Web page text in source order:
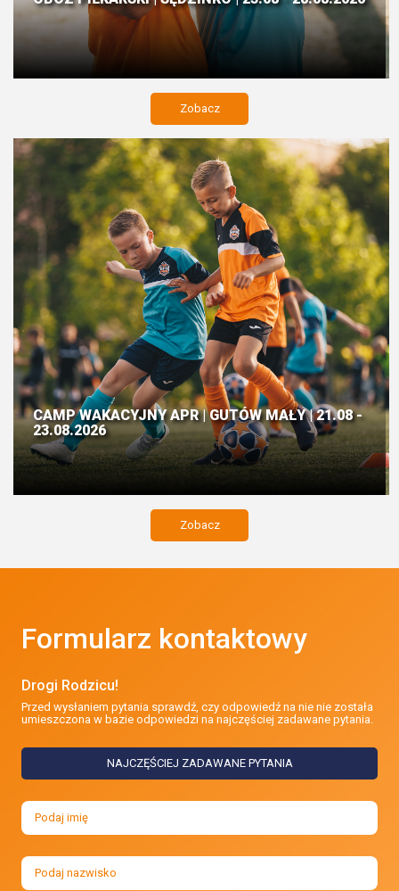
Zobacz
CAMP WAKACYJNY APR | GUTÓW MAŁY | 21.08 -
23.08.2026
Zobacz
Formularz kontaktowy
Drogi Rodzicu!
Przed wysłaniem pytania sprawdź, czy odpowiedź na nie nie została
umieszczona w bazie odpowiedzi na najczęściej zadawane pytania.
NAJCZĘŚCIEJ ZADAWANE PYTANIA